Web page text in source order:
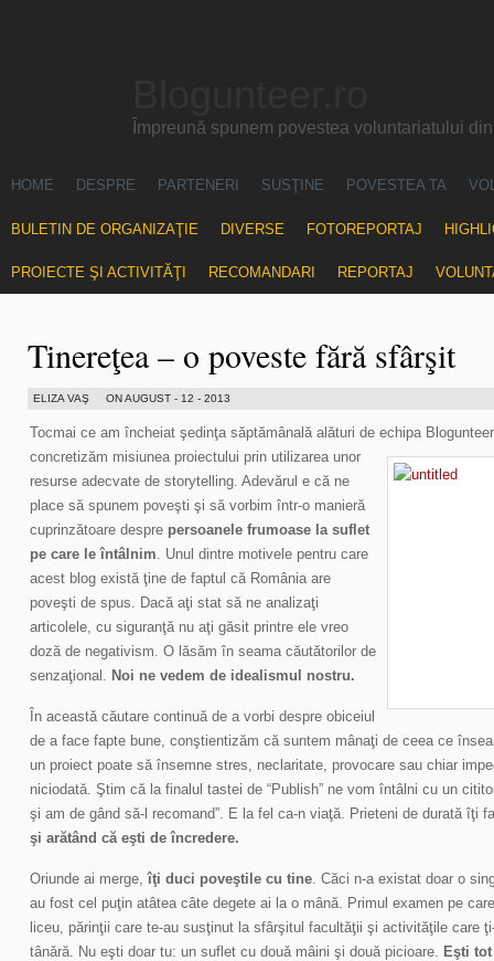
Împreună spunem povestea voluntariatului
HOME DESPRE PARTENERI SUSŢINE POVESTEA TA
BULETIN DE ORGANIZAŢIE DIVERSE FOTOREPORTAJ
PROIECTE ŞI ACTIVITĂŢI RECOMANDARI REPORTAJ
Tinereţea – o poveste fără sfârşit
ELIZA VAŞ ON AUGUST - 12 - 2013
Tocmai ce am încheiat şedinţa săptămânală alături de echipa
concretizăm misiunea proiectului prin utilizarea unor
resurse adecvate de storytelling. Adevărul e că ne
place să spunem poveşti şi să vorbim într-o manieră
cuprinzătoare despre persoanele frumoase la suflet
pe care le întâlnim. Unul dintre motivele pentru care
acest blog există ţine de faptul că România are
poveşti de spus. Dacă aţi stat să ne analizaţi
articolele, cu siguranţă nu aţi găsit printre ele vreo
doză de negativism. O lăsăm în seama căutătorilor de
senzaţional. Noi ne vedem de idealismul nostru.
În această căutare continuă de a vorbi despre obiceiul
de a face fapte bune, conştientizăm că suntem mânaţi de ceea ce
un proiect poate să însemne stres, neclaritate, provocare sau chiar
niciodată. Ştim că la finalul tastei de “Publish” ne vom întâlni cu un
şi am de gând să-l recomand”. E la fel ca-n viaţă. Prieteni de durată îţi
şi arătând că eşti de încredere.
Oriunde ai merge,îţi duci poveştile cu tine. Căci n-a existat doar o
au fost cel puţin atâtea câte degete ai la o mână. Primul examen pe
liceu, părinţii care te-au susţinut la sfârşitul facultăţii şi activităţile care
tânără. Nu eşti doar tu: un suflet cu două mâini şi două picioare. Eşti